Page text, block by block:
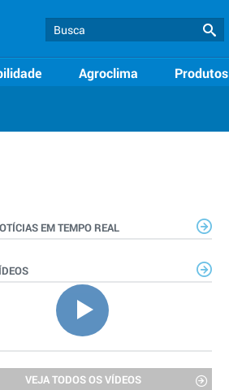
Agroclima Produtos
EM TEMPO REAL
VEJA TODOS OS VÍDEOS